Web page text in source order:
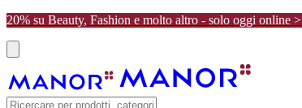
20% su Beauty, Fashion e molto altro - solo oggi online >